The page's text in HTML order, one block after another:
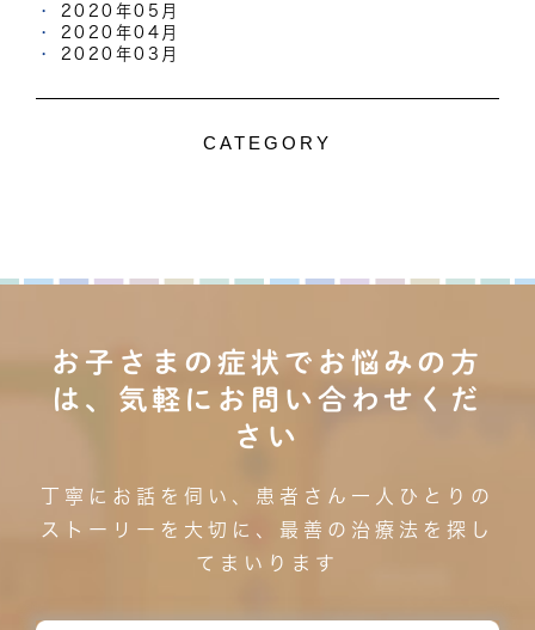
2020年05月
2020年04月
2020年03月
CATEGORY
お子さまの症状でお悩みの方
は、気軽にお問い合わせくだ
さい
丁寧にお話を伺い、患者さん一人ひとりの
ストーリーを大切に、最善の治療法を探し
てまいります